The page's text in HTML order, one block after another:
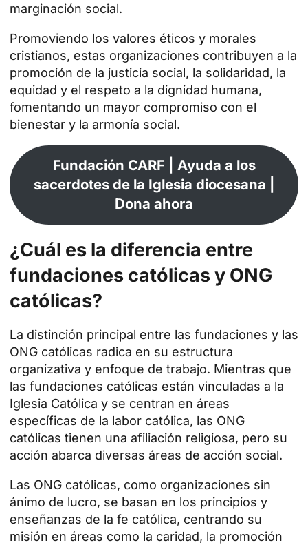
marginación social.
Promoviendo los valores éticos y morales
cristianos, estas organizaciones contribuyen a la
promoción de la justicia social, la solidaridad, la
equidad y el respeto a la dignidad humana,
fomentando un mayor compromiso con el
bienestar y la armonía social.
Fundación CARF | Ayuda a los
sacerdotes de la Iglesia diocesana |
Dona ahora
¿Cuál es la diferencia entre
fundaciones católicas y ONG
católicas?
La distinción principal entre las fundaciones y las
ONG católicas radica en su estructura
organizativa y enfoque de trabajo. Mientras que
las fundaciones católicas están vinculadas a la
Iglesia Católica y se centran en áreas
específicas de la labor católica, las ONG
católicas tienen una afiliación religiosa, pero su
acción abarca diversas áreas de acción social.
Las ONG católicas, como organizaciones sin
ánimo de lucro, se basan en los principios y
enseñanzas de la fe católica, centrando su
misión en áreas como la caridad, la promoción